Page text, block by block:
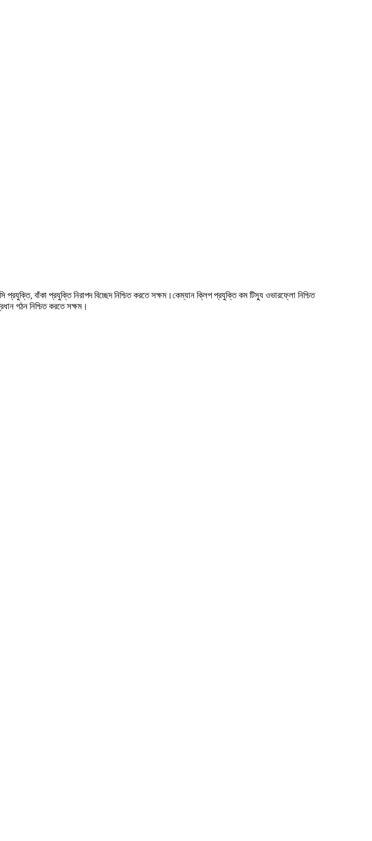
বাঁকা প্রযুক্তি নিরাপদ বিচ্ছেদ নিশ্চিত করতে সক্ষম।কেম্যান ক্লিপ প্রযুক্তি কম টিস্যু ওভারফ্লো নিশ্চিত
গঠন নিশ্চিত করতে সক্ষম।